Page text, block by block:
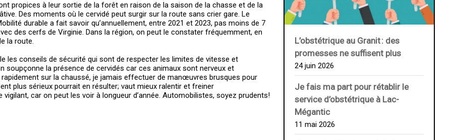
propices à leur sortie de la forêt en raison de la saison de la chasse et de la
Des moments où le cervidé peut surgir sur la route sans crier gare. Le
durable a fait savoir qu’annuellement, entre 2021 et 2023, pas moins de 7
des cerfs de Virginie. Dans la région, on peut le constater fréquemment, en
la route.
les conseils de sécurité qui sont de respecter les limites de vitesse et
soupçonne la présence de cervidés car ces animaux sont nerveux et
sur la chaussé, je jamais effectuer de manœuvres brusques pour
plus sérieux pourrait en résulter; vaut mieux ralentir et freiner
car on peut les voir à longueur d’année. Automobilistes, soyez prudents!
L’obstétrique au ­Granit : des
promesses ne suffisent plus
24 juin 2026
Je fais ma part pour rétablir le
service d’obstétrique à Lac-
Mégantic
11 mai 2026